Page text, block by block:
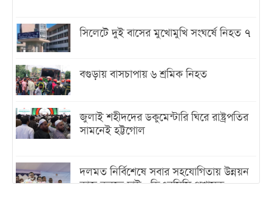
সিলেটে দুই বাসের মুখোমুখি সংঘর্ষে নিহত ৭
বগুড়ায় বাসচাপায় ৬ শ্রমিক নিহত
জুলাই শহীদদের ডকুমেন্টারি ঘিরে রাষ্ট্রপতির
সামনেই হট্টগোল
দলমত নির্বিশেষে সবার সহযোগিতায় উন্নয়ন
কাজ করতে চাই : ডিএনসিসি প্রশাসক